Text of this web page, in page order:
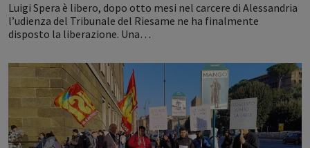
Luigi Spera è libero, dopo otto mesi nel carcere di Alessandria
l’udienza del Tribunale del Riesame ne ha finalmente
disposto la liberazione. Una…